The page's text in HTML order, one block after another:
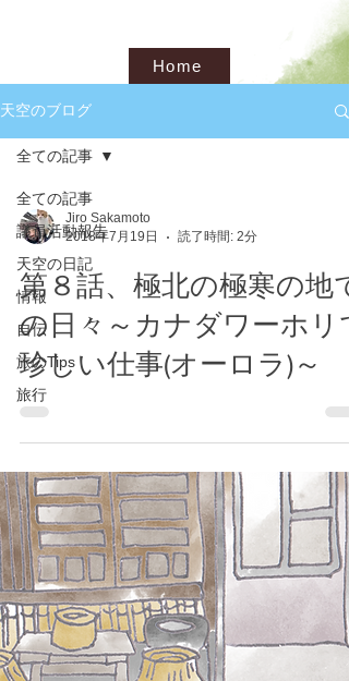
Home
天空のブログ
全ての記事
議員活動報告
天空の日記
情報
自伝
旅のTips
旅行
全ての記事
Jiro Sakamoto
2018年7月19日
読了時間: 2分
第８話、極北の極寒の地で
の日々～カナダワーホリ
珍しい仕事(オーロラ)～